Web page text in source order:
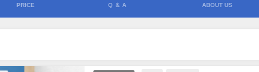
PRICE Q ＆ A ABOUT US